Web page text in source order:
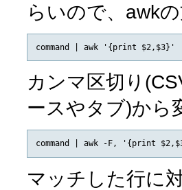
らいので、awk
カンマ区切り
ースやタブ)から
マッチした行に